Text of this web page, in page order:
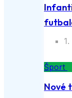
Šport
Nové